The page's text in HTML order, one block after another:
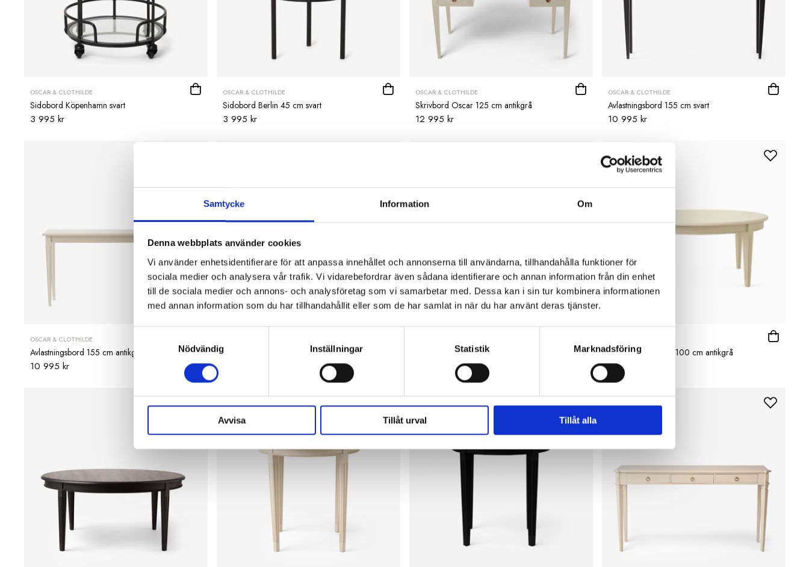
Samtycke Information Om
Denna webbplats använder cookies
Vi använder enhetsidentifierare för att anpassa innehållet och annonserna till användarna, tillhandahålla funktioner för
sociala medier och analysera vår trafik. Vi vidarebefordrar även sådana identifierare och annan information från din enhet
till de sociala medier och annons- och analysföretag som vi samarbetar med. Dessa kan i sin tur kombinera informationen
med annan information som du har tillhandahållit eller som de har samlat in när du har använt deras tjänster.
Nödvändig
Inställningar Statistik Marknadsföring
Avvisa Tillåt urval Tillåt alla
OSCAR & CLOTHILDE
Sidobord Köpenhamn svart
3 995 kr
OSCAR & CLOTHILDE
Sidobord Berlin 45 cm svart
3 995 kr
OSCAR & CLOTHILDE
Skrivbord Oscar 125 cm antikgrå
12 995 kr
OSCAR & CLOTHILDE
Avlastningsbord 155 cm svart
10 995 kr
OSCAR & CLOTHILDE
Avlastningsbord 155 cm antikgrå
10 995 kr
Drinkvagn London svart Lampfot Tsar Soffbord Clothilde 100 cm antikgrå
9 995 kr